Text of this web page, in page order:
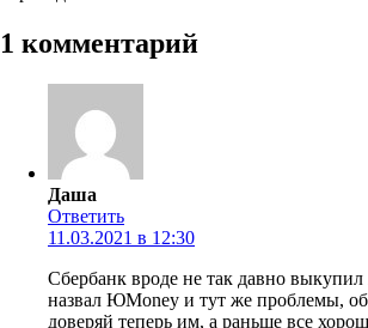
1 комментарий
Даша
Ответить
11.03.2021 в 12:30
Сбербанк вроде не так давно выкупил
назвал ЮMoney и тут же проблемы,
доверяй теперь им, а раньше все